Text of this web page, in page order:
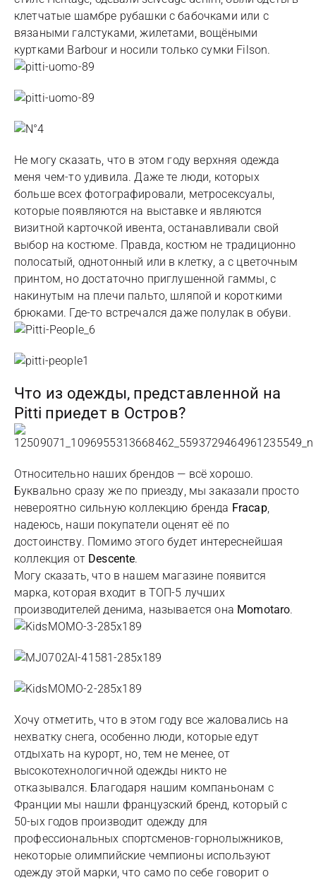
клетчатые шамбре рубашки с бабочками или с
вязаными галстуками, жилетами, вощёными
куртками Barbour и носили только сумки Filson.
Не могу сказать, что в этом году верхняя одежда
меня чем-то удивила. Даже те люди, которых
больше всех фотографировали, метросексуалы,
которые появляются на выставке и являются
визитной карточкой ивента, останавливали свой
выбор на костюме. Правда, костюм не традиционно
полосатый, однотонный или в клетку, а с цветочным
принтом, но достаточно приглушенной гаммы, с
накинутым на плечи пальто, шляпой и короткими
брюками. Где-то встречался даже полулак в обуви.
Что из одежды, представленной на
Pitti приедет в Остров?
Относительно наших брендов — всё хорошо.
Буквально сразу же по приезду, мы заказали просто
невероятно сильную коллекцию бренда Fracap,
надеюсь, наши покупатели оценят её по
достоинству. Помимо этого будет интереснейшая
коллекция от Descente.
Могу сказать, что в нашем магазине появится
марка, которая входит в ТОП-5 лучших
производителей денима, называется она Momotaro.
Хочу отметить, что в этом году все жаловались на
нехватку снега, особенно люди, которые едут
отдыхать на курорт, но, тем не менее, от
высокотехнологичной одежды никто не
отказывался. Благодаря нашим компаньонам с
Франции мы нашли французский бренд, который с
50-ых годов производит одежду для
профессиональных спортсменов-горнолыжников,
некоторые олимпийские чемпионы используют
одежду этой марки, что само по себе говорит о